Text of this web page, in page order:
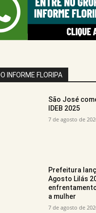
INFORME FLORIPA
São José
IDEB 2025
7 de agosto de
Prefeitura
Agosto Lilás
a mulher
7 de agosto de